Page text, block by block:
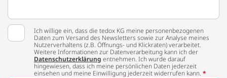
Ich willige ein, dass die tedox KG meine personenbezogenen
Daten zum Versand des Newsletters sowie zur Analyse meines
Nutzerverhaltens (z.B. Öffnungs- und Klickraten) verarbeitet.
Weitere Informationen zur Datenverarbeitung kann ich der
Datenschutzerklärung entnehmen. Ich wurde darauf
hingewiesen, dass ich meine persönlichen Daten jederzeit
einsehen und meine Einwilligung jederzeit widerrufen kann. *